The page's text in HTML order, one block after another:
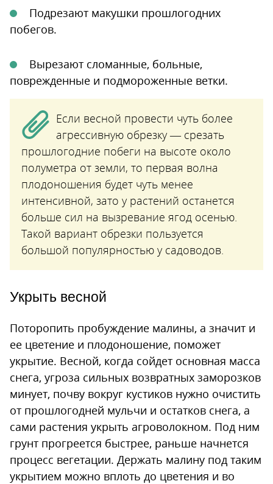
Подрезают макушки прошлогодних
побегов.
Вырезают сломанные, больные,
поврежденные и подмороженные ветки.
Если весной провести чуть более
агрессивную обрезку — срезать
прошлогодние побеги на высоте около
полуметра от земли, то первая волна
плодоношения будет чуть менее
интенсивной, зато у растений останется
больше сил на вызревание ягод осенью.
Такой вариант обрезки пользуется
большой популярностью у садоводов.
Укрыть весной
Поторопить пробуждение малины, а значит и
ее цветение и плодоношение, поможет
укрытие. Весной, когда сойдет основная масса
снега, угроза сильных возвратных заморозков
минует, почву вокруг кустиков нужно очистить
от прошлогодней мульчи и остатков снега, а
сами растения укрыть агроволокном. Под ним
грунт прогреется быстрее, раньше начнется
процесс вегетации. Держать малину под таким
укрытием можно вплоть до цветения и во